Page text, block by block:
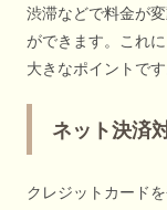
渋滞などで料金が
ができます。これ
大きなポイントです
ネット決済
クレジットカード